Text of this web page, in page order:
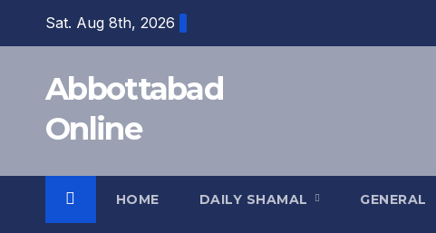
Sat. Aug 8th, 2026
Abbottabad
Online
HOME DAILY SHAMAL GENERAL